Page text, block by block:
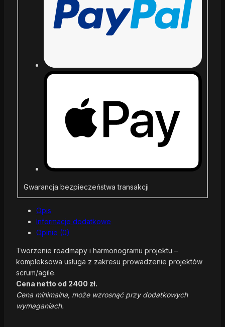
Gwarancja bezpieczeństwa transakcji
Opis
Informacje dodatkowe
Opinie (0)
Tworzenie roadmapy i harmonogramu projektu –
kompleksowa usługa z zakresu prowadzenie projektów
scrum/agile.
Cena netto od 2400 zł.
Cena minimalna, może wzrosnąć przy dodatkowych
wymaganiach.